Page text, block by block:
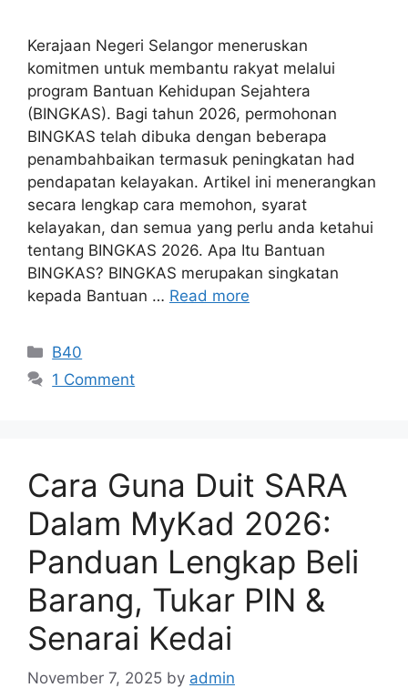
Kerajaan Negeri Selangor meneruskan
komitmen untuk membantu rakyat melalui
program Bantuan Kehidupan Sejahtera
(BINGKAS). Bagi tahun 2026, permohonan
BINGKAS telah dibuka dengan beberapa
penambahbaikan termasuk peningkatan had
pendapatan kelayakan. Artikel ini menerangkan
secara lengkap cara memohon, syarat
kelayakan, dan semua yang perlu anda ketahui
tentang BINGKAS 2026. Apa Itu Bantuan
BINGKAS? BINGKAS merupakan singkatan
kepada Bantuan … Read more
Categories
B40
1 Comment
Cara Guna Duit SARA
Dalam MyKad 2026:
Panduan Lengkap Beli
Barang, Tukar PIN &
Senarai Kedai
November 7, 2025 by admin